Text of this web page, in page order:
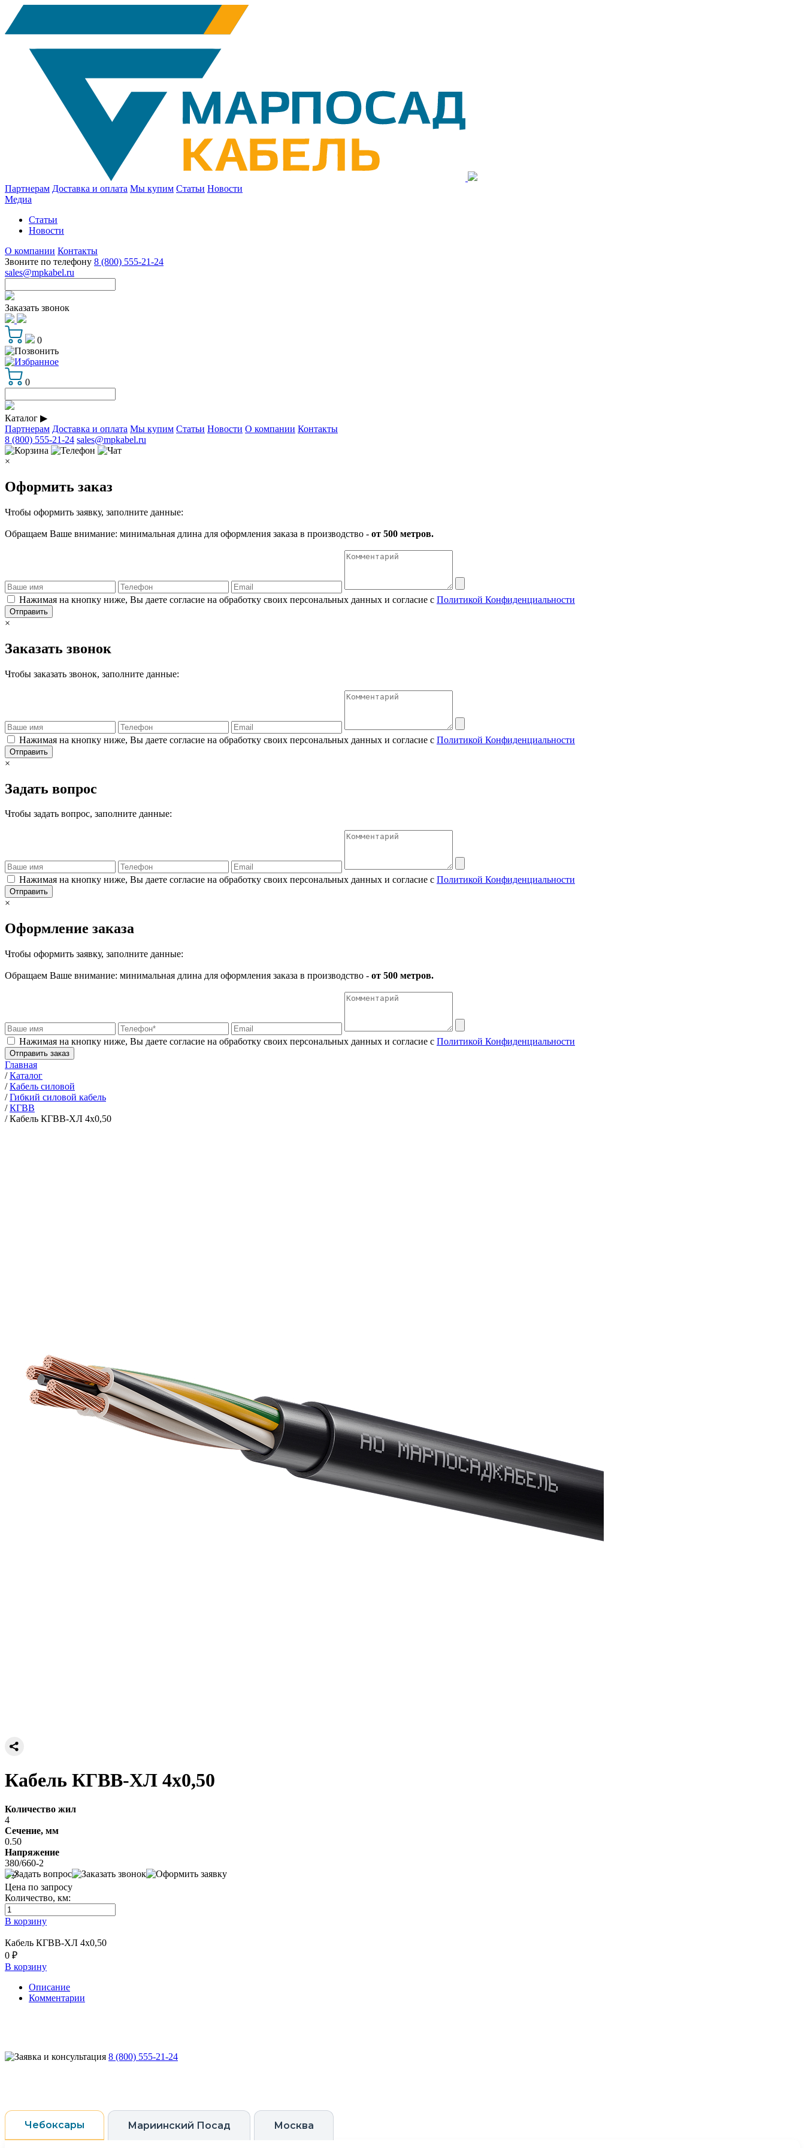
Партнерам Доставка и оплата Мы купим Статьи Новости
Медиа
Статьи
Новости
О компании Контакты
Звоните по телефону 8 (800) 555-21-24
sales@mpkabel.ru
Заказать звонок
0
0
Каталог ▶
Партнерам Доставка и оплата Мы купим Статьи Новости О компании Контакты
8 (800) 555-21-24 sales@mpkabel.ru
×
Оформить заказ
Чтобы оформить заявку, заполните данные:
Обращаем Ваше внимание: минимальная длина для оформления заказа в производство - от 500 метров.
Нажимая на кнопку ниже, Вы даете согласие на обработку своих персональных данных и согласие с Политикой Конфиденциальности
Отправить
×
Заказать звонок
Чтобы заказать звонок, заполните данные:
Нажимая на кнопку ниже, Вы даете согласие на обработку своих персональных данных и согласие с Политикой Конфиденциальности
Отправить
×
Задать вопрос
Чтобы задать вопрос, заполните данные:
Нажимая на кнопку ниже, Вы даете согласие на обработку своих персональных данных и согласие с Политикой Конфиденциальности
Отправить
×
Оформление заказа
Чтобы оформить заявку, заполните данные:
Обращаем Ваше внимание: минимальная длина для оформления заказа в производство - от 500 метров.
Нажимая на кнопку ниже, Вы даете согласие на обработку своих персональных данных и согласие с Политикой Конфиденциальности
Отправить заказ
Главная
/Каталог
/Кабель силовой
/Гибкий силовой кабель
/КГВВ
/Кабель КГВВ-ХЛ 4х0,50
Кабель КГВВ-ХЛ 4х0,50
Количество жил
4
Сечение, мм
0.50
Напряжение
380/660-2
0 ₽
Цена по запросу
Количество, км:
В корзину
Кабель КГВВ-ХЛ 4х0,50
0 ₽
В корзину
Описание
Комментарии
8 (800) 555-21-24
Чебоксары Мариинский Посад Москва